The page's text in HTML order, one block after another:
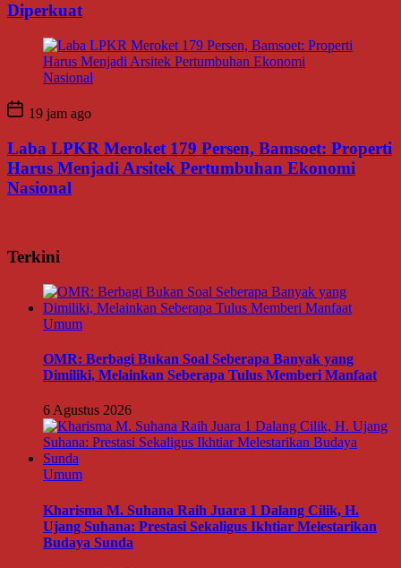
Diperkuat
19 jam ago
Laba LPKR Meroket 179 Persen, Bamsoet: Properti
Harus Menjadi Arsitek Pertumbuhan Ekonomi
Nasional
Terkini
Umum
OMR: Berbagi Bukan Soal Seberapa Banyak yang
Dimiliki, Melainkan Seberapa Tulus Memberi Manfaat
6 Agustus 2026
Umum
Kharisma M. Suhana Raih Juara 1 Dalang Cilik, H.
Ujang Suhana: Prestasi Sekaligus Ikhtiar Melestarikan
Budaya Sunda